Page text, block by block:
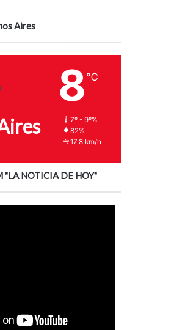
Aires
8 ℃
7º - 9º%
82%
17.8 km/h
"LA NOTICIA DE HOY"